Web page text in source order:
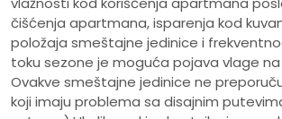
čišćenja apartmana, isparenja kod
položaja smeštajne jedinice i
toku sezone je moguća pojava vlage
Ovakve smeštajne jedinice ne
koji imaju problema sa disajnim